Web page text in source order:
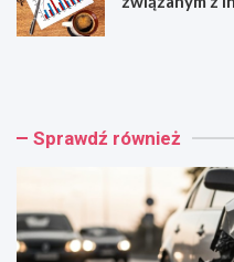
W
a
y
p
F
w
u
z
Sprawdź również